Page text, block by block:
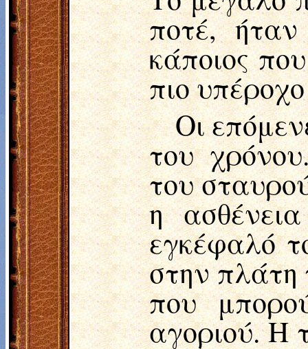
ποτέ,
κάποιος
πιο
Οι
του
του
η
εγκέφαλό
στην πλάτη
που
αγοριού. Η